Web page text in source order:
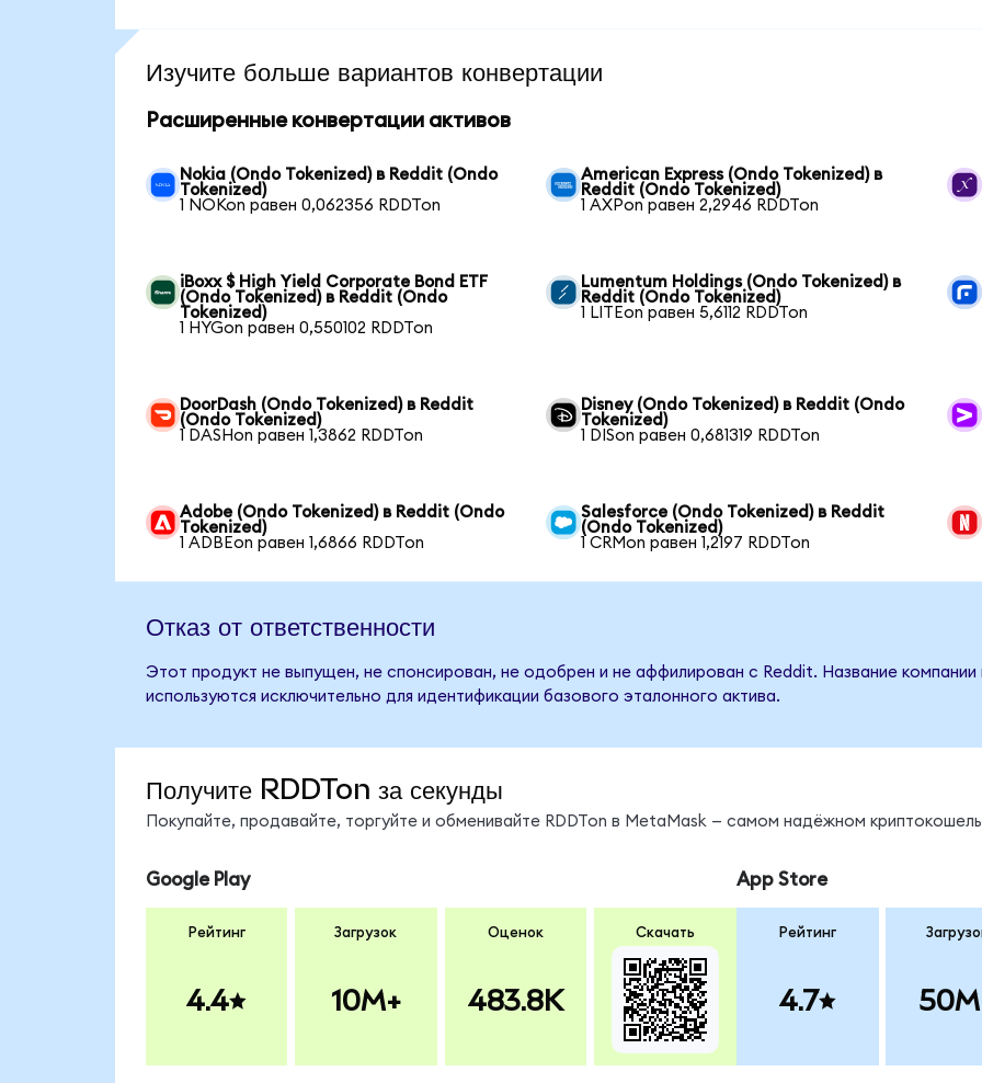
Изучите больше вариантов конвертации
Расширенные конвертации активов
Nokia (Ondo Tokenized) в Reddit (Ondo
Tokenized)
1 NOKon равен 0,062356 RDDTon
American Express (Ondo Tokenized) в
Reddit (Ondo Tokenized)
1 AXPon равен 2,2946 RDDTon
iBoxx $ High Yield Corporate Bond ETF
(Ondo Tokenized) в Reddit (Ondo
Tokenized)
1 HYGon равен 0,550102 RDDTon
Lumentum Holdings (Ondo Tokenized) в
Reddit (Ondo Tokenized)
1 LITEon равен 5,6112 RDDTon
DoorDash (Ondo Tokenized) в Reddit
(Ondo Tokenized)
1 DASHon равен 1,3862 RDDTon
Disney (Ondo Tokenized) в Reddit (Ondo
Tokenized)
1 DISon равен 0,681319 RDDTon
Adobe (Ondo Tokenized) в Reddit (Ondo
Tokenized)
1 ADBEon равен 1,6866 RDDTon
Salesforce (Ondo Tokenized) в Reddit
(Ondo Tokenized)
1 CRMon равен 1,2197 RDDTon
Отказ от ответственности
Этот продукт не выпущен, не спонсирован, не одобрен и не аффилирован с Reddit. Название компании
используются исключительно для идентификации базового эталонного актива.
Получите RDDTon за секунды
Покупайте, продавайте, торгуйте и обменивайте RDDTon в MetaMask — самом надёжном
Google Play
Рейтинг
4.4
Загрузок
10M+
Оценок
483.8K
Скачать
App Store
Рейтинг
4.7